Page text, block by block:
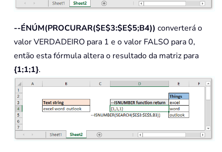
--ÉNÚM(PROCURAR($E$3:$E$5;B4)) converterá o
valor VERDADEIRO para 1 e o valor FALSO para 0,
então esta fórmula altera o resultado da matriz para
{1;1;1}.